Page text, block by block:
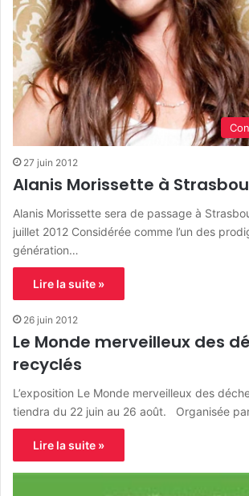
27 juin 2012
Alanis Morissette à
Alanis Morissette sera de passage à
juillet 2012 Considérée comme l’un des
génération…
Lire la suite »
26 juin 2012
Le Monde merveilleux des
recyclés
L’exposition Le Monde merveilleux des
tiendra du 22 juin au 26 août. Organisée
Lire la suite »